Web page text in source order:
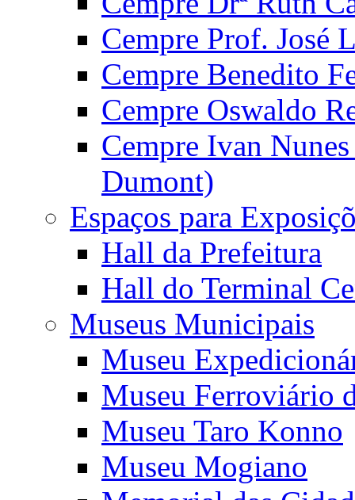
Cempre Prof. José
Cempre Benedito
Cempre Oswaldo
Cempre Ivan
Dumont)
Espaços para
Hall da Prefeitura
Hall do Terminal
Museus Municipais
Museu
Museu Ferroviário
Museu Taro Konno
Museu Mogiano